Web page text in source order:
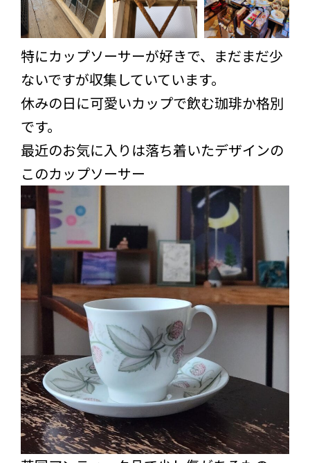
特にカップソーサーが好きで、まだまだ少
ないですが収集していています。
休みの日に可愛いカップで飲む珈琲か格別
です。
最近のお気に入りは落ち着いたデザインの
このカップソーサー